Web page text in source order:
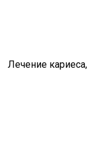
Лечение